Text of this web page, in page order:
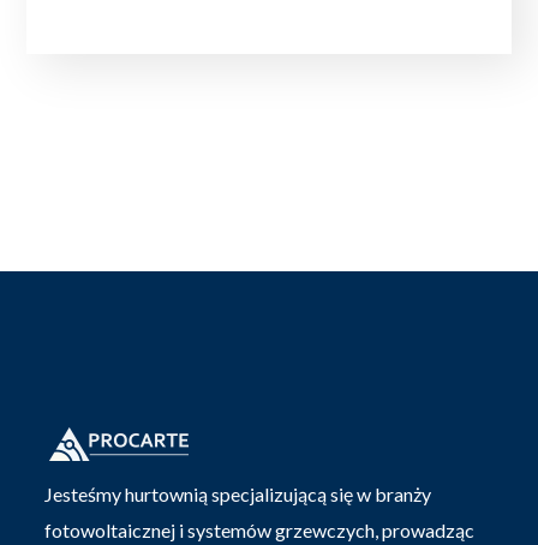
Jesteśmy hurtownią specjalizującą się w branży
fotowoltaicznej i systemów grzewczych, prowadząc